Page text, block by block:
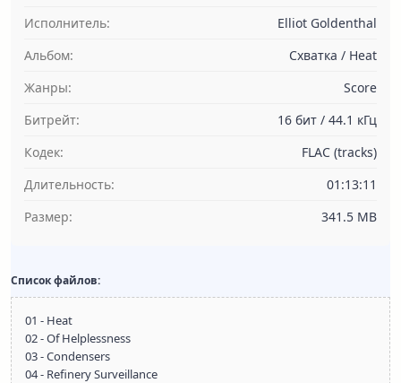
Исполнитель:
Elliot Goldenthal
Альбом:
Схватка / Heat
Жанры:
Score
Битрейт:
16 бит / 44.1 кГц
Кодек:
FLAC (tracks)
Длительность:
01:13:11
Размер:
341.5 MB
Список файлов:
01 - Heat
02 - Of Helplessness
03 - Condensers
04 - Refinery Surveillance